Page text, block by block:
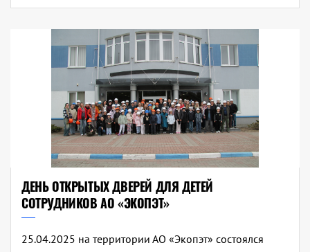
ДЕНЬ ОТКРЫТЫХ ДВЕРЕЙ ДЛЯ ДЕТЕЙ
СОТРУДНИКОВ АО «ЭКОПЭТ»
25.04.2025 на территории АО «Экопэт» состоялся